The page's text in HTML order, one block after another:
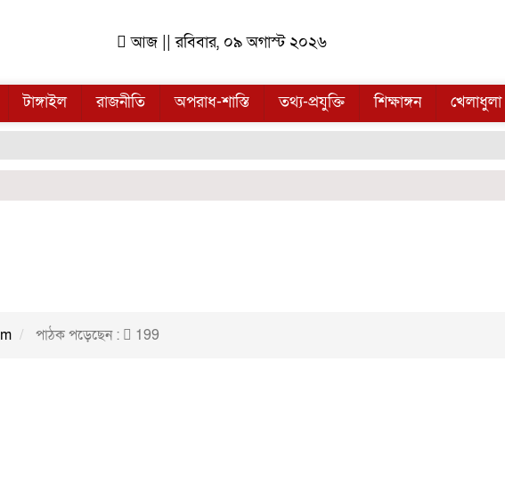
আজ || রবিবার, ০৯ অগাস্ট ২০২৬
টাঙ্গাইল রাজনীতি অপরাধ-শাস্তি তথ্য-প্রযুক্তি শিক্ষাঙ্গন খেলাধুলা
পাঠক পড়েছেন : 199